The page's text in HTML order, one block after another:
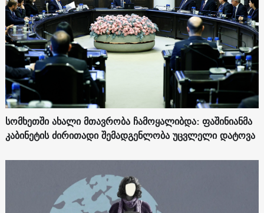
სომხეთში ახალი მთავრობა ჩამოყალიბდა: ფაშინიანმა
კაბინეტის ძირითადი შემადგენლობა უცვლელი დატოვა